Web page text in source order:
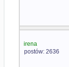
irena
postów: 2636